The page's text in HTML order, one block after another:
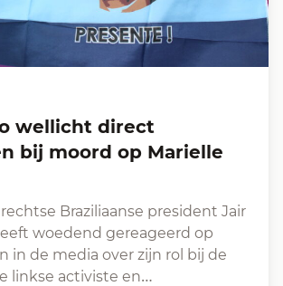
bij moord op Marielle
Braziliaanse president Jair
woedend gereageerd op
in de media over zijn rol bij de
linkse activiste en…